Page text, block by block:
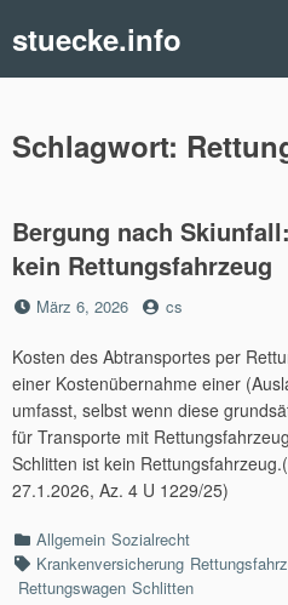
stuecke.info
Schlagwort:
Bergung nach
kein Rettungsfahrzeug
Posted
März 6, 2026 by
cs
Kosten des Abtransportes per
einer Kostenübernahme einer
umfasst, selbst wenn diese
für Transporte mit
Schlitten ist kein
27.1.2026, Az. 4 U 1229/25)
Categories
Allgemein Sozialrecht
TagsKrankenversicherung
Rettungswagen Schlitten